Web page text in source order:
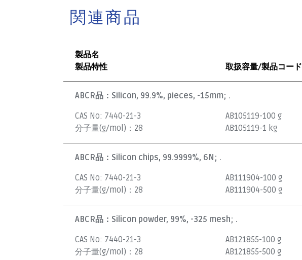
関連商品
製品名
製品特性
取扱容量/製品コード
ABCR品： Silicon, 99.9%, pieces, -15mm; .
CAS No: 7440-21-3
分子量(g/mol)： 28
AB105119-100 g
AB105119-1 kg
ABCR品： Silicon chips, 99.9999%, 6N; .
CAS No: 7440-21-3
分子量(g/mol)： 28
AB111904-100 g
AB111904-500 g
ABCR品： Silicon powder, 99%, -325 mesh; .
CAS No: 7440-21-3
分子量(g/mol)： 28
AB121855-100 g
AB121855-500 g